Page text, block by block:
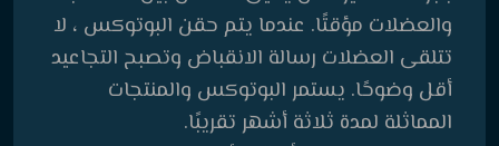
والعضلات مؤقتًا. عندما يتم حقن البوتوكس ، لا
تتلقى العضلات رسالة الانقباض وتصبح التجاعيد
أقل وضوحًا. يستمر البوتوكس والمنتجات
المماثلة لمدة ثلاثة أشهر تقريبًا.